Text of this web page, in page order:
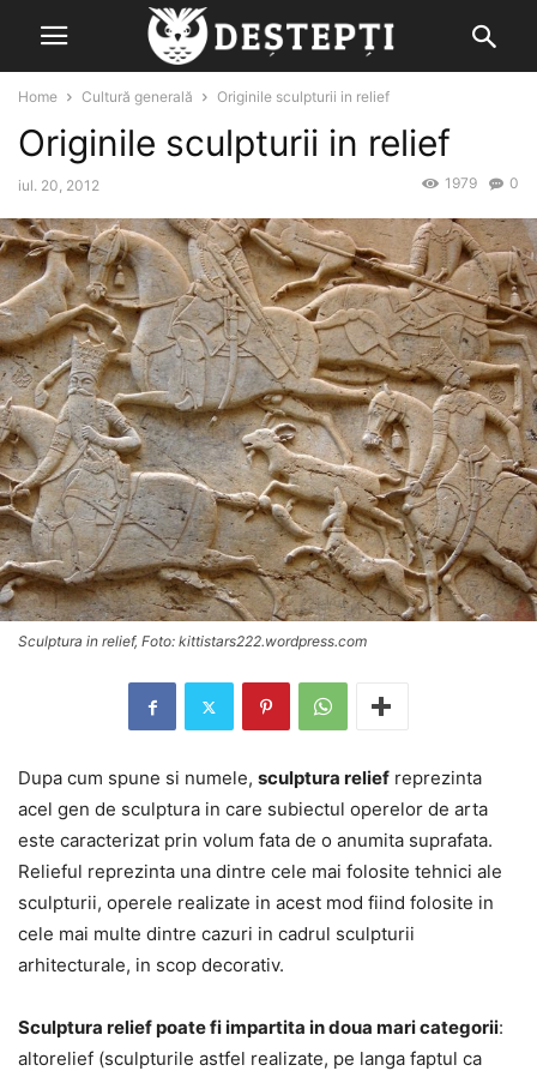
Home Cultură generală Originile sculpturii in relief
Originile sculpturii in relief
iul. 20, 2012 0
1979
Sculptura in relief, Foto: kittistars222.wordpress.com
Dupa cum spune si numele, sculptura relief reprezinta
acel gen de sculptura in care subiectul operelor de arta
este caracterizat prin volum fata de o anumita suprafata.
Relieful reprezinta una dintre cele mai folosite tehnici ale
sculpturii, operele realizate in acest mod fiind folosite in
cele mai multe dintre cazuri in cadrul sculpturii
arhitecturale, in scop decorativ.
Sculptura relief poate fi impartita in doua mari categorii:
altorelief (sculpturile astfel realizate, pe langa faptul ca